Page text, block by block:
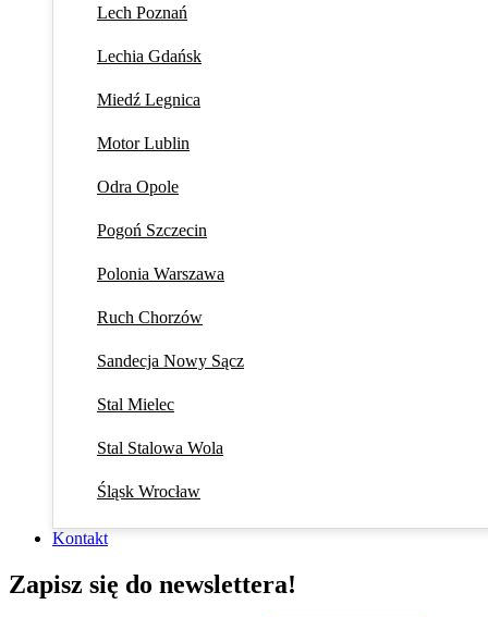
Lech Poznań
Lechia Gdańsk
Miedź Legnica
Motor Lublin
Odra Opole
Pogoń Szczecin
Polonia Warszawa
Ruch Chorzów
Sandecja Nowy Sącz
Stal Mielec
Stal Stalowa Wola
Śląsk Wrocław
Kontakt
Zapisz się do newslettera!